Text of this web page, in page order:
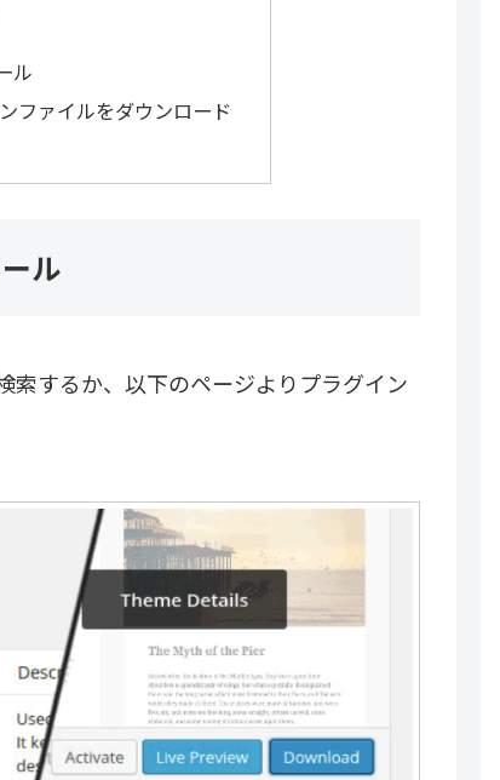
ル
ファイルをダウンロード
ル
索するか、以下のページよりプラグイン